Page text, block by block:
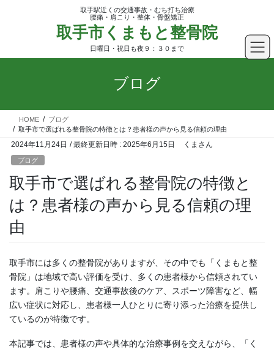
ツ
ッ
シ
移
取手駅近くの交通事故・むち打ち治療
腰痛・肩こり・整体・骨盤矯正
取手市くまもと整骨院
日曜日・祝日も夜９：３０まで
ブログ
HOME
ブログ
取手市で選ばれる整骨院の特徴とは？患者様の声から見る信頼の理由
2024年11月24日 / 最終更新日時 : 2025年6月15日 くまさん
ブログ
取手市で選ばれる整骨院の特徴と
は？患者様の声から見る信頼の理
由
取手市には多くの整骨院がありますが、その中でも「くまもと整
骨院」は地域で高い評価を受け、多くの患者様から信頼されてい
ます。肩こりや腰痛、交通事故後のケア、スポーツ障害など、幅
広い症状に対応し、患者様一人ひとりに寄り添った治療を提供し
ているのが特徴です。
本記事では、患者様の声や具体的な治療事例を交えながら、「く